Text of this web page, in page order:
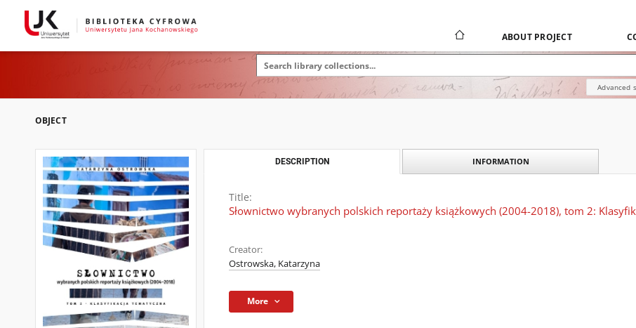
ABOUT PROJECT
Advanced
OBJECT
DESCRIPTION INFORMATION
Title:
Słownictwo wybranych polskich reportaży książkowych (2004-2018), tom 2:
Creator:
Ostrowska, Katarzyna
More